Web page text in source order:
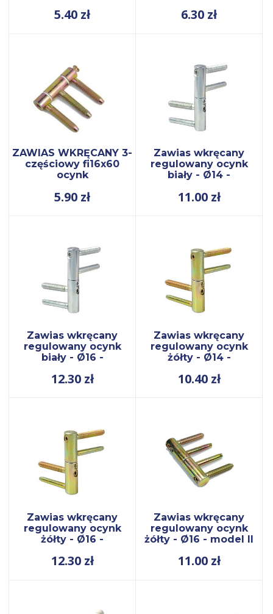
5.40 zł 6.30 zł
ZAWIAS WKRĘCANY 3-
częściowy fi16x60
ocynk
5.90 zł
Zawias wkręcany
regulowany ocynk
biały - Ø14 -
11.00 zł
Zawias wkręcany
regulowany ocynk
biały - Ø16 -
12.30 zł
Zawias wkręcany
regulowany ocynk
żółty - Ø14 -
10.40 zł
Zawias wkręcany
regulowany ocynk
żółty - Ø16 -
12.30 zł
Zawias wkręcany
regulowany ocynk
żółty - Ø16 - model II
11.00 zł